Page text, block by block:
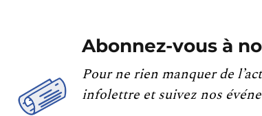
Abonnez-vous à
Pour ne rien manquer de
infolettre et suivez nos